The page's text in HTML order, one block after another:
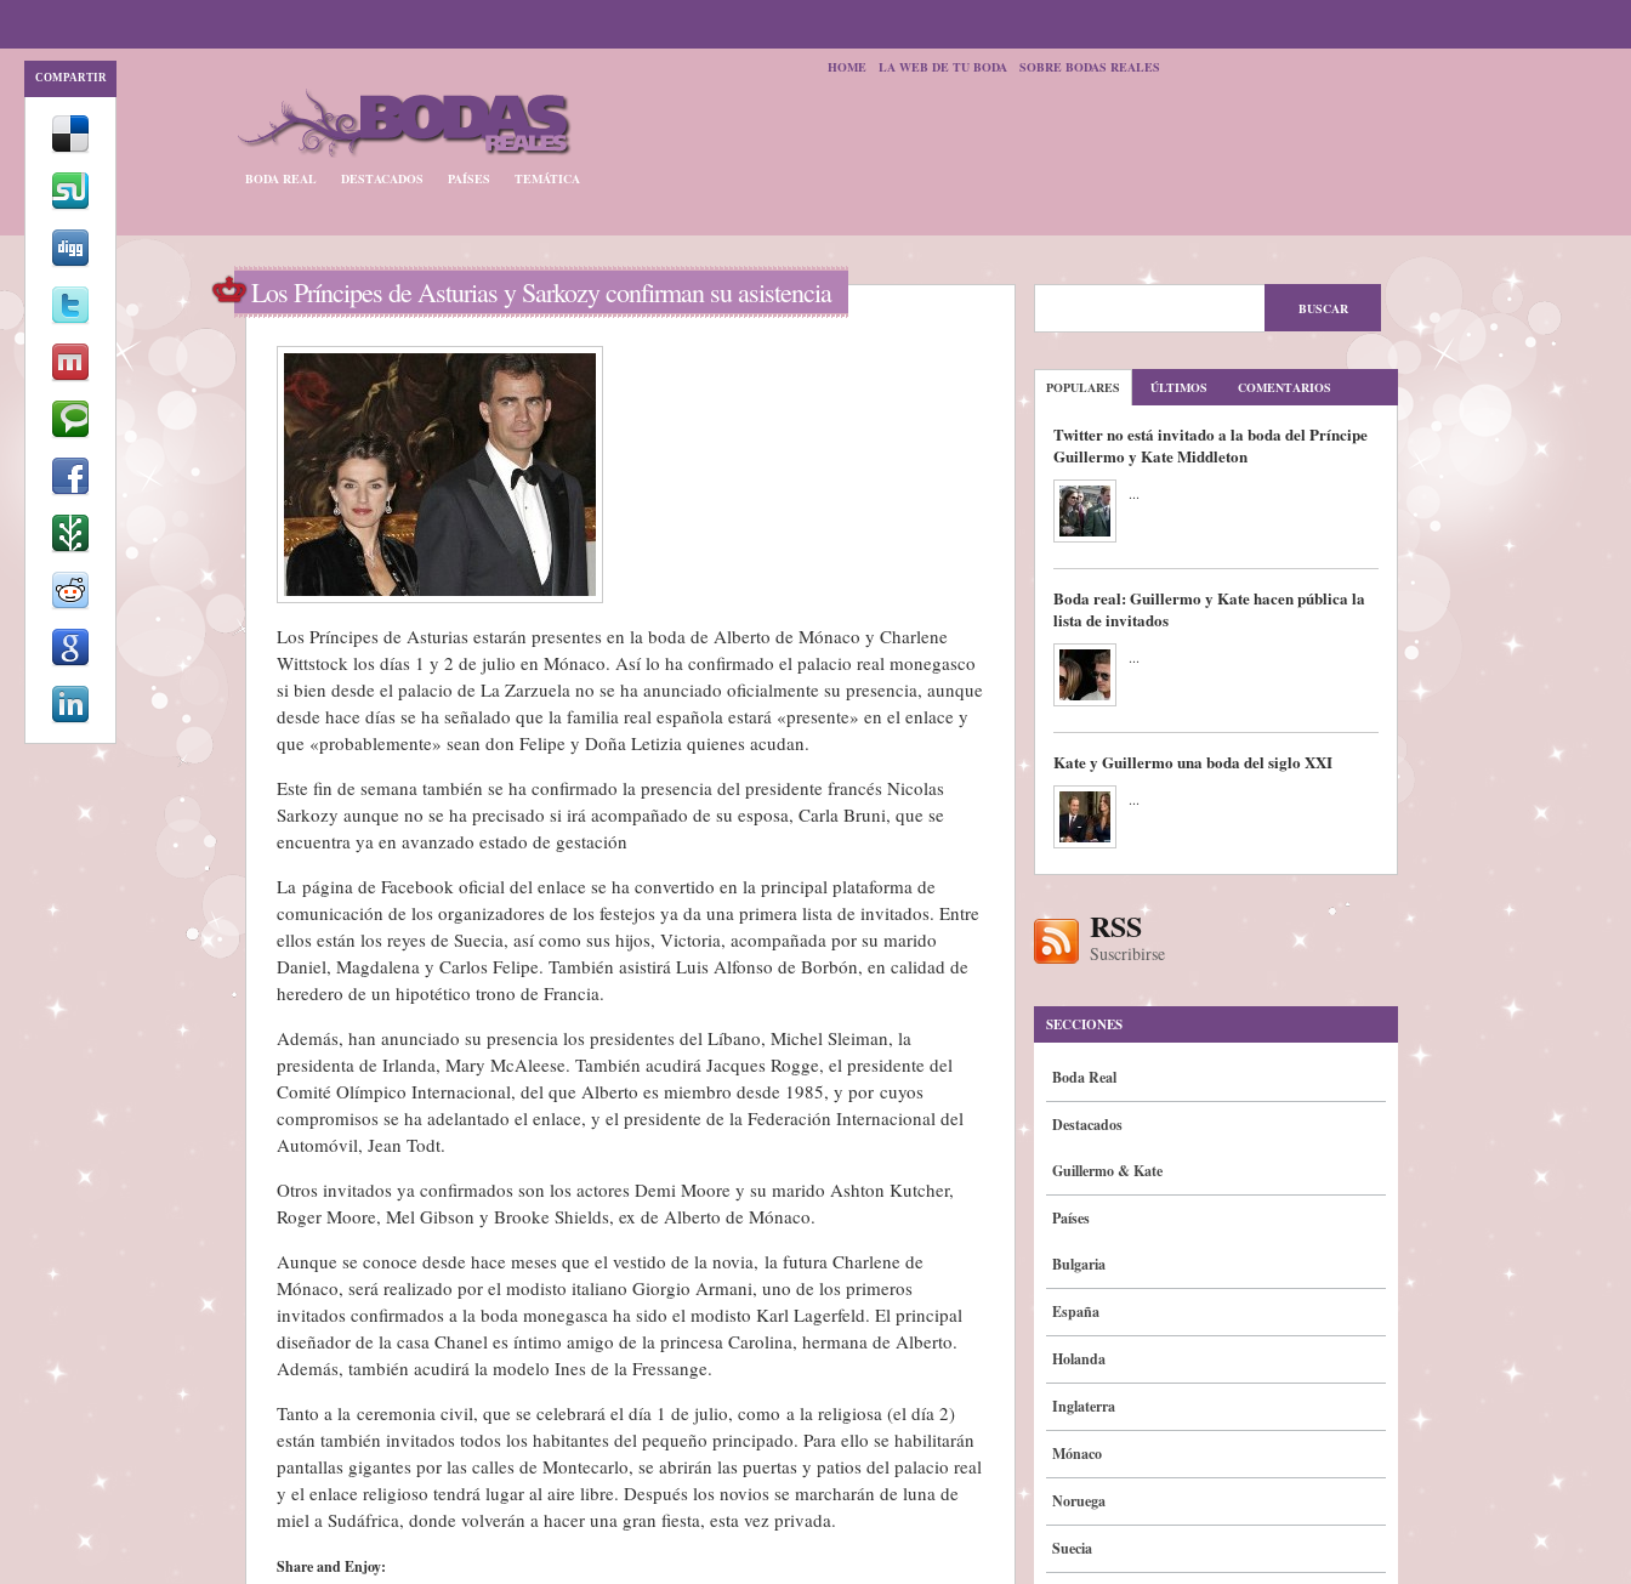
HOME LA WEB DE TU BODA SOBRE BODAS REALES
BODA REAL DESTACADOS PAÍSES TEMÁTICA
COMPARTIR
Los Príncipes de Asturias y Sarkozy confirman su asistencia
Los Príncipes de Asturias estarán presentes en la boda de Alberto de Mónaco y Charlene
Wittstock los días 1 y 2 de julio en Mónaco. Así lo ha confirmado el palacio real monegasco
si bien desde el palacio de La Zarzuela no se ha anunciado oficialmente su presencia, aunque
desde hace días se ha señalado que la familia real española estará «presente» en el enlace y
que «probablemente» sean don Felipe y Doña Letizia quienes acudan.
Este fin de semana también se ha confirmado la presencia del presidente francés Nicolas
Sarkozy aunque no se ha precisado si irá acompañado de su esposa, Carla Bruni, que se
encuentra ya en avanzado estado de gestación
La página de Facebook oficial del enlace se ha convertido en la principal plataforma de
comunicación de los organizadores de los festejos ya da una primera lista de invitados. Entre
ellos están los reyes de Suecia, así como sus hijos, Victoria, acompañada por su marido
Daniel, Magdalena y Carlos Felipe. También asistirá Luis Alfonso de Borbón, en calidad de
heredero de un hipotético trono de Francia.
Además, han anunciado su presencia los presidentes del Líbano, Michel Sleiman, la
presidenta de Irlanda, Mary McAleese. También acudirá Jacques Rogge, el presidente del
Comité Olímpico Internacional, del que Alberto es miembro desde 1985, y por cuyos
compromisos se ha adelantado el enlace, y el presidente de la Federación Internacional del
Automóvil, Jean Todt.
Otros invitados ya confirmados son los actores Demi Moore y su marido Ashton Kutcher,
Roger Moore, Mel Gibson y Brooke Shields, ex de Alberto de Mónaco.
Aunque se conoce desde hace meses que el vestido de la novia, la futura Charlene de
Mónaco, será realizado por el modisto italiano Giorgio Armani, uno de los primeros
invitados confirmados a la boda monegasca ha sido el modisto Karl Lagerfeld. El principal
diseñador de la casa Chanel es íntimo amigo de la princesa Carolina, hermana de Alberto.
Además, también acudirá la modelo Ines de la Fressange.
Tanto a la ceremonia civil, que se celebrará el día 1 de julio, como a la religiosa (el día 2)
están también invitados todos los habitantes del pequeño principado. Para ello se habilitarán
pantallas gigantes por las calles de Montecarlo, se abrirán las puertas y patios del palacio real
y el enlace religioso tendrá lugar al aire libre. Después los novios se marcharán de luna de
miel a Sudáfrica, donde volverán a hacer una gran fiesta, esta vez privada.
Share and Enjoy:
POPULARES ÚLTIMOS COMENTARIOS
Twitter no está invitado a la boda del Príncipe
Guillermo y Kate Middleton
...
Boda real: Guillermo y Kate hacen pública la
lista de invitados
...
Kate y Guillermo una boda del siglo XXI
...
RSS
Suscribirse
SECCIONES
Boda Real
Destacados
Guillermo & Kate
Países
Bulgaria
España
Holanda
Inglaterra
Mónaco
Noruega
Suecia